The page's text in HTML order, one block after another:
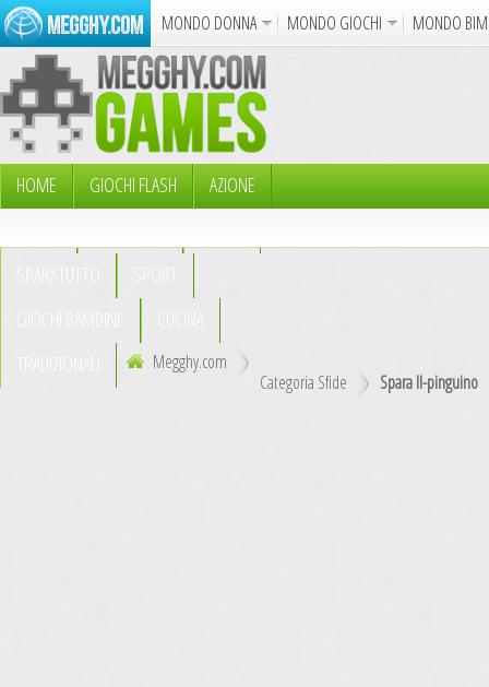
MONDO DONNA MONDO GIOCHI
MONDO
Album
Punto Croce Cucina
Azione Puzzle
HOME GIOCHI FLASH
AZIONE
Megghy.com
Categoria Sfide
Spara Il-pinguino